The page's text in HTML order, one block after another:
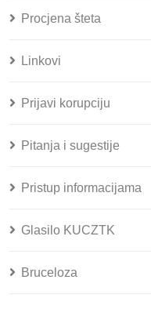
Procjena šteta
Linkovi
Prijavi korupciju
Pitanja i sugestije
Pristup informacijama
Glasilo KUCZTK
Bruceloza